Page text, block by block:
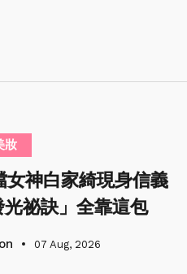
妝
神白家綺現身信義
祕訣」全靠這包
07 Aug, 2026